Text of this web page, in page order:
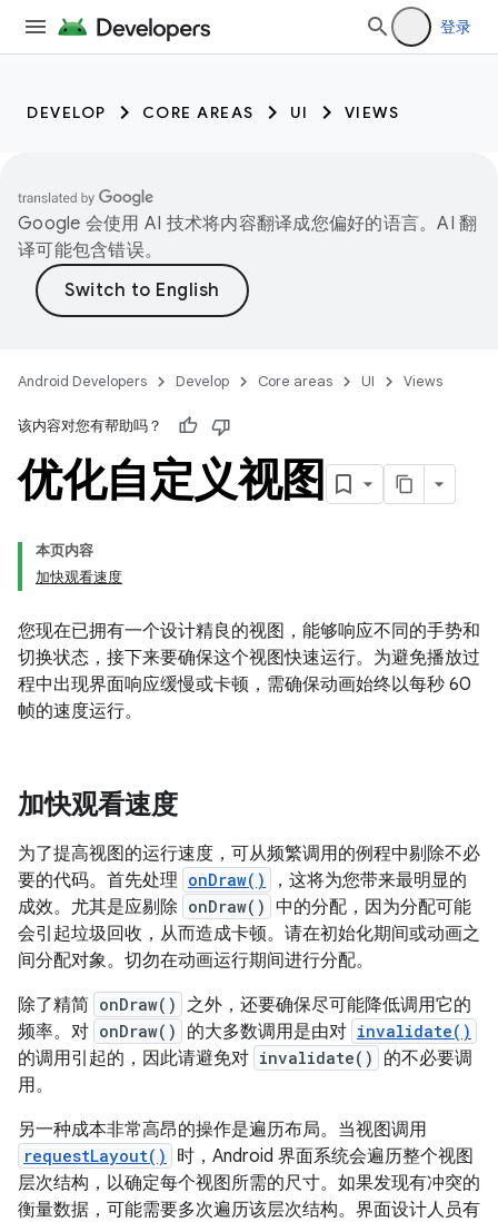
登录
DEVELOP CORE AREAS UI VIEWS
Google 会使用 AI 技术将内容翻译成您偏好的语言。AI 翻
译可能包含错误。
Android Developers Develop Core areas UI Views
该内容对您有帮助吗？
优化自定义视图
本页内容
加快观看速度
您现在已拥有一个设计精良的视图，能够响应不同的手势和
切换状态，接下来要确保这个视图快速运行。为避免播放过
程中出现界面响应缓慢或卡顿，需确保动画始终以每秒 60
帧的速度运行。
加快观看速度
为了提高视图的运行速度，可从频繁调用的例程中剔除不必
要的代码。首先处理 onDraw()
，这将为您带来最明显的
成效。尤其是应剔除 onDraw() 中的分配，因为分配可能
会引起垃圾回收，从而造成卡顿。请在初始化期间或动画之
间分配对象。切勿在动画运行期间进行分配。
除了精简 onDraw() 之外，还要确保尽可能降低调用它的
频率。对 onDraw() 的大多数调用是由对 invalidate()
的调用引起的，因此请避免对 invalidate()
的不必要调
用。
另一种成本非常高昂的操作是遍历布局。当视图调用
requestLayout()
时，Android 界面系统会遍历整个视图
层次结构，以确定每个视图所需的尺寸。如果发现有冲突的
衡量数据，可能需要多次遍历该层次结构。界面设计人员有